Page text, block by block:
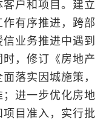
客户和项目。建立
有序推进，跨部
业务推进中遇到
，修订《房地产
落实因城施策，
进一步优化房地
目准入，实行批